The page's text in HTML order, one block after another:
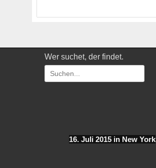
Wer suchet, der findet.
Suchen
nach:
16. Juli 2015 in New York